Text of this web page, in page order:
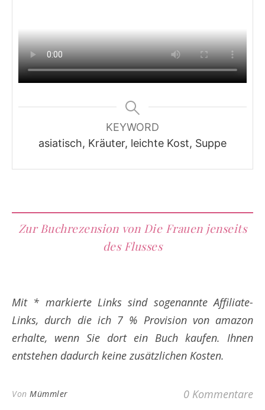
KEYWORD
asiatisch, Kräuter, leichte Kost, Suppe
Zur Buchrezension von Die Frauen jenseits
des Flusses
Mit * markierte Links sind sogenannte Affiliate-
Links, durch die ich 7 % Provision von amazon
erhalte, wenn Sie dort ein Buch kaufen. Ihnen
entstehen dadurch keine zusätzlichen Kosten.
Von Mümmler 0 Kommentare